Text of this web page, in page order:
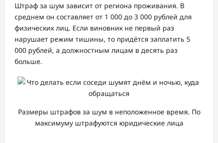
Штраф за шум зависит от региона проживания. В
среднем он составляет от 1 000 до 3 000 рублей для
физических лиц. Если виновник не первый раз
нарушает режим тишины, то придётся заплатить 5
000 рублей, а должностным лицам в десять раз
больше.
Размеры штрафов за шум в неположенное время. По
максимуму штрафуются юридические лица